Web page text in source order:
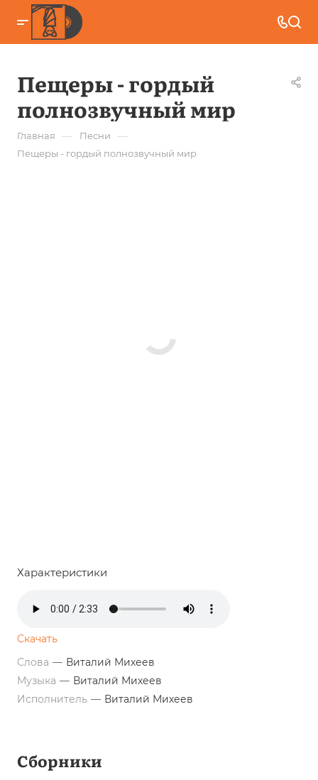
Пещеры - гордый
полнозвучный мир
Главная — Песни —
Пещеры - гордый полнозвучный мир
Характеристики
Скачать
Слова — Виталий Михеев
Музыка — Виталий Михеев
Исполнитель — Виталий Михеев
Сборники